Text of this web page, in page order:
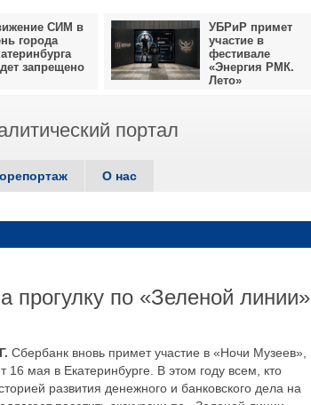
СИМ в
города
запрещено
УБРиР примет
участие в
фестивале
«Энергия РМК.
Лето»
портал
О нас
прогулку по «Зеленой линии»
Сбербанк вновь примет участие в «Ночи Музеев»,
16 мая в Екатеринбурге. В этом году всем, кто
развития денежного и банковского дела на